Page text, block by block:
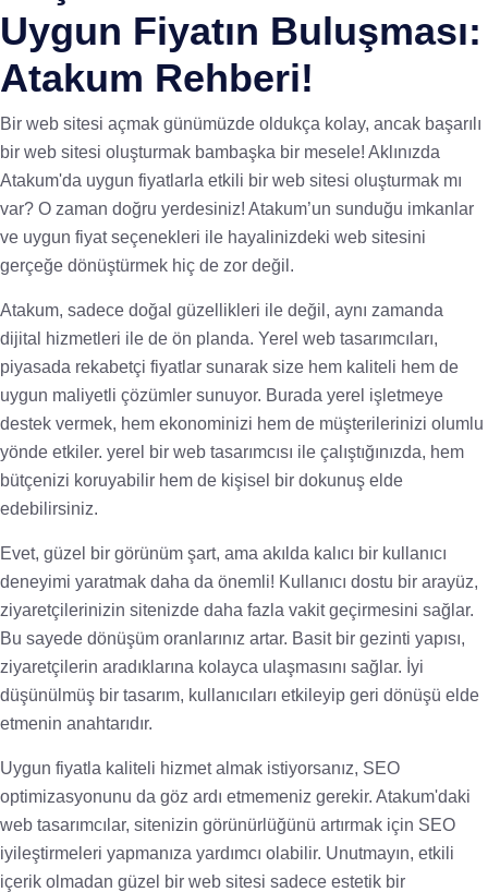
Uygun Fiyatın Buluşması:
Atakum Rehberi!
Bir web sitesi açmak günümüzde oldukça kolay, ancak başarılı
bir web sitesi oluşturmak bambaşka bir mesele! Aklınızda
Atakum'da uygun fiyatlarla etkili bir web sitesi oluşturmak mı
var? O zaman doğru yerdesiniz! Atakum’un sunduğu imkanlar
ve uygun fiyat seçenekleri ile hayalinizdeki web sitesini
gerçeğe dönüştürmek hiç de zor değil.
Atakum, sadece doğal güzellikleri ile değil, aynı zamanda
dijital hizmetleri ile de ön planda. Yerel web tasarımcıları,
piyasada rekabetçi fiyatlar sunarak size hem kaliteli hem de
uygun maliyetli çözümler sunuyor. Burada yerel işletmeye
destek vermek, hem ekonominizi hem de müşterilerinizi olumlu
yönde etkiler. yerel bir web tasarımcısı ile çalıştığınızda, hem
bütçenizi koruyabilir hem de kişisel bir dokunuş elde
edebilirsiniz.
Evet, güzel bir görünüm şart, ama akılda kalıcı bir kullanıcı
deneyimi yaratmak daha da önemli! Kullanıcı dostu bir arayüz,
ziyaretçilerinizin sitenizde daha fazla vakit geçirmesini sağlar.
Bu sayede dönüşüm oranlarınız artar. Basit bir gezinti yapısı,
ziyaretçilerin aradıklarına kolayca ulaşmasını sağlar. İyi
düşünülmüş bir tasarım, kullanıcıları etkileyip geri dönüşü elde
etmenin anahtarıdır.
Uygun fiyatla kaliteli hizmet almak istiyorsanız, SEO
optimizasyonunu da göz ardı etmemeniz gerekir. Atakum'daki
web tasarımcılar, sitenizin görünürlüğünü artırmak için SEO
iyileştirmeleri yapmanıza yardımcı olabilir. Unutmayın, etkili
içerik olmadan güzel bir web sitesi sadece estetik bir